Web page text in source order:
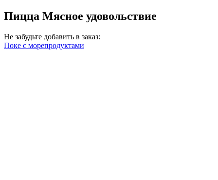
Пицца Мясное удовольствие
Не забудьте добавить в заказ:
Поке с морепродуктами